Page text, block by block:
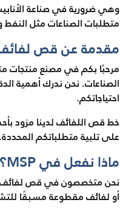
متطلبات الصناعات مثل النفط
مقدمة عن قص
الصناعات. نحن ندرك أهمية
احتياجاتكم.
خط قص اللفائف لدينا مزود
على تلبية متطلباتكم
ماذا نفعل في MSP؟
أو لفائف مقطوعة مسبقًا